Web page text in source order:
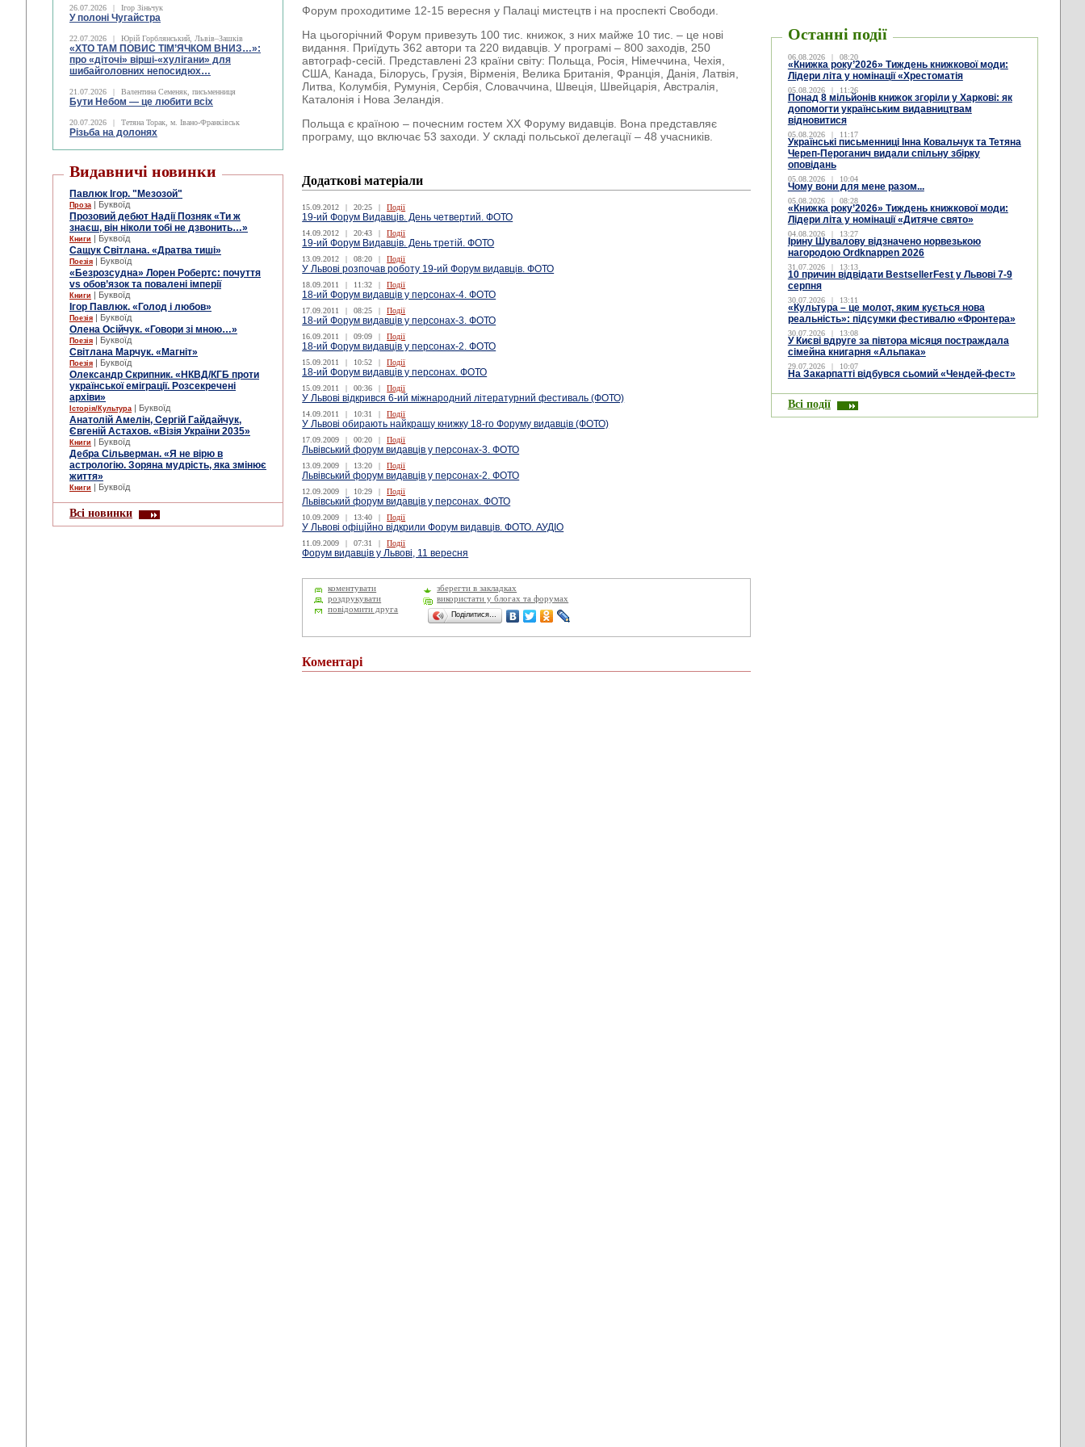
26.07.2026 | Ігор Зіньчук
У полоні Чугайстра
22.07.2026 | Юрій Горблянський, Львів–Зашків
«ХТО ТАМ ПОВИС ТІМ’ЯЧКОМ ВНИЗ…»:
про «діточі» вірші-«хулігани» для
шибайголовних непосидюх…
21.07.2026 | Валентина Семеняк, письменниця
Бути Небом ― це любити всіх
20.07.2026 | Тетяна Торак, м. Івано-Франківськ
Різьба на долонях
Видавничі новинки
Павлюк Ігор. "Мезозой"
Проза | Буквоїд
Прозовий дебют Надії Позняк «Ти ж
знаєш, він ніколи тобі не дзвонить…»
Книги | Буквоїд
Сащук Світлана. «Дратва тиші»
Поезія | Буквоїд
«Безрозсудна» Лорен Робертс: почуття
vs обов’язок та повалені імперії
Книги | Буквоїд
Ігор Павлюк. «Голод і любов»
Поезія | Буквоїд
Олена Осійчук. «Говори зі мною…»
Поезія | Буквоїд
Світлана Марчук. «Магніт»
Поезія | Буквоїд
Олександр Скрипник. «НКВД/КГБ проти
української еміграції. Розсекречені
архіви»
Історія/Культура | Буквоїд
Анатолій Амелін, Сергій Гайдайчук,
Євгеній Астахов. «Візія України 2035»
Книги | Буквоїд
Дебра Сільверман. «Я не вірю в
астрологію. Зоряна мудрість, яка змінює
життя»
Книги | Буквоїд
Всі новинки
Форум проходитиме 12-15 вересня у Палаці мистецтв і на проспекті Свободи.
На цьогорічний Форум привезуть 100 тис. книжок, з них майже 10 тис. – це нові
видання. Приїдуть 362 автори та 220 видавців. У програмі – 800 заходів, 250
автограф-сесій. Представлені 23 країни світу: Польща, Росія, Німеччина, Чехія,
США, Канада, Білорусь, Грузія, Вірменія, Велика Британія, Франція, Данія, Латвія,
Литва, Колумбія, Румунія, Сербія, Словаччина, Швеція, Швейцарія, Австралія,
Каталонія і Нова Зеландія.
Польща є країною – почесним гостем ХХ Форуму видавців. Вона представляє
програму, що включає 53 заходи. У складі польської делегації – 48 учасників.
Додаткові матеріали
15.09.2012 | 20:25 | Події
19-ий Форум Видавців. День четвертий. ФОТО
14.09.2012 | 20:43 | Події
19-ий Форум Видавців. День третій. ФОТО
13.09.2012 | 08:20 | Події
У Львові розпочав роботу 19-ий Форум видавців. ФОТО
18.09.2011 | 11:32 | Події
18-ий Форум видавців у персонах-4. ФОТО
17.09.2011 | 08:25 | Події
18-ий Форум видавців у персонах-3. ФОТО
16.09.2011 | 09:09 | Події
18-ий Форум видавців у персонах-2. ФОТО
15.09.2011 | 10:52 | Події
18-ий Форум видавців у персонах. ФОТО
15.09.2011 | 00:36 | Події
У Львові відкрився 6-ий міжнародний літературний фестиваль (ФОТО)
14.09.2011 | 10:31 | Події
У Львові обирають найкращу книжку 18-го Форуму видавців (ФОТО)
17.09.2009 | 00:20 | Події
Львівський форум видавців у персонах-3. ФОТО
13.09.2009 | 13:20 | Події
Львівський форум видавців у персонах-2. ФОТО
12.09.2009 | 10:29 | Події
Львівський форум видавців у персонах. ФОТО
10.09.2009 | 13:40 | Події
У Львові офіційно відкрили Форум видавців. ФОТО. АУДІО
11.09.2009 | 07:31 | Події
Форум видавців у Львові, 11 вересня
коментувати
зберегти в закладках
роздрукувати
використати у блогах та форумах
повідомити друга
Поділитися…
Коментарі
Останні події
06.08.2026 | 08:20
«Книжка року’2026» Тиждень книжкової моди:
Лідери літа у номінації «Хрестоматія
05.08.2026 | 11:26
Понад 8 мільйонів книжок згоріли у Харкові: як
допомогти українським видавництвам
відновитися
05.08.2026 | 11:17
Українські письменниці Інна Ковальчук та Тетяна
Череп-Пероганич видали спільну збірку
оповідань
05.08.2026 | 10:04
Чому вони для мене разом...
05.08.2026 | 08:28
«Книжка року’2026» Тиждень книжкової моди:
Лідери літа у номінації «Дитяче свято»
04.08.2026 | 13:27
Ірину Шувалову відзначено норвезькою
нагородою Ordknappen 2026
31.07.2026 | 13:13
10 причин відвідати BestsellerFest у Львові 7-9
серпня
30.07.2026 | 13:11
«Культура – це молот, яким кується нова
реальність»: підсумки фестивалю «Фронтера»
30.07.2026 | 13:08
У Києві вдруге за півтора місяця постраждала
сімейна книгарня «Альпака»
29.07.2026 | 10:07
На Закарпатті відбувся сьомий «Чендей-фест»
Всі події